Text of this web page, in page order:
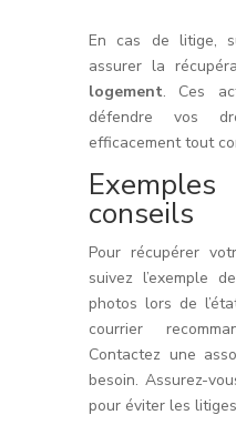
En cas de litige,
assurer la
logement. Ces
défendre vos
efficacement tout
conseils
Pour récupérer
suivez l’exemple
photos lors de
courrier
Contactez une
besoin. Assurez-
pour éviter les